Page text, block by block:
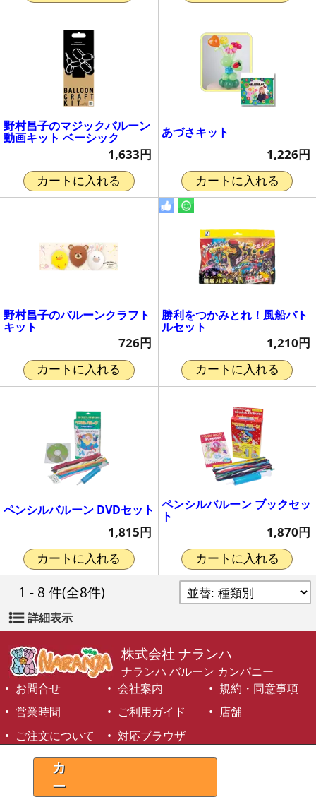
野村昌子のマジックバルーン
動画キット ベーシック
1,633円
カートに入れる
あづさキット
1,226円
カートに入れる
野村昌子のバルーンクラフト
キット
726円
カートに入れる
勝利をつかみとれ！風船バト
ルセット
1,210円
カートに入れる
ペンシルバルーン DVDセット
1,815円
カートに入れる
ペンシルバルーン ブックセッ
ト
1,870円
カートに入れる
1 - 8 件(全8件)
詳細表示
カ
ー
株式会社 ナランハ
ナランハ バルーン カンパニー
お問合せ
会社案内
規約・同意事項
営業時間
ご利用ガイド
店舗
ご注文について
対応ブラウザ
©1999-2026 NARANJA Inc. All Rights Reserved.